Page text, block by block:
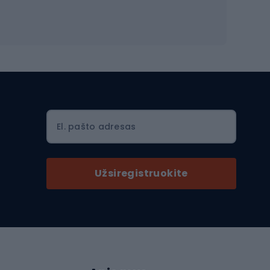
Ski touring slidės
Ski touring batai
Slidinėjimas
El. pašto adresas
Užsiregistruokite